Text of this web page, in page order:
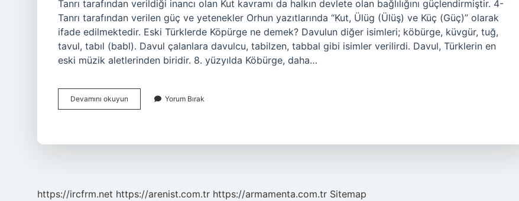
Tanrı tarafından verildiği inancı olan Kut kavramı da halkın devlete olan bağlılığını güçlendirmiştir. 4-
Tanrı tarafından verilen güç ve yetenekler Orhun yazıtlarında “Kut, Ülüg (Ülüş) ve Küç (Güç)” olarak
ifade edilmektedir. Eski Türklerde Köpürge ne demek? Davulun diğer isimleri; köbürge, küvgür, tuğ,
tavul, tabıl (babl). Davul çalanlara davulcu, tabilzen, tabbal gibi isimler verilirdi. Davul, Türklerin en
eski müzik aletlerinden biridir. 8. yüzyılda Köbürge, daha…
Devamını okuyun İSlamiyet
Öncesi
Yorum Bırak
https://ircfrm.net https://arenist.com.tr https://armamenta.com.tr Sitemap